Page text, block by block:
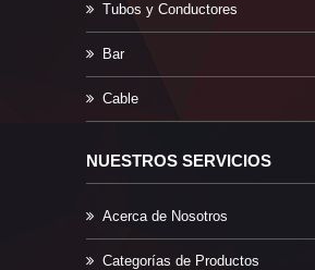
Tubos y Conductores
Bar
Cable
NUESTROS SERVICIOS
Acerca de Nosotros
Categorías de Productos